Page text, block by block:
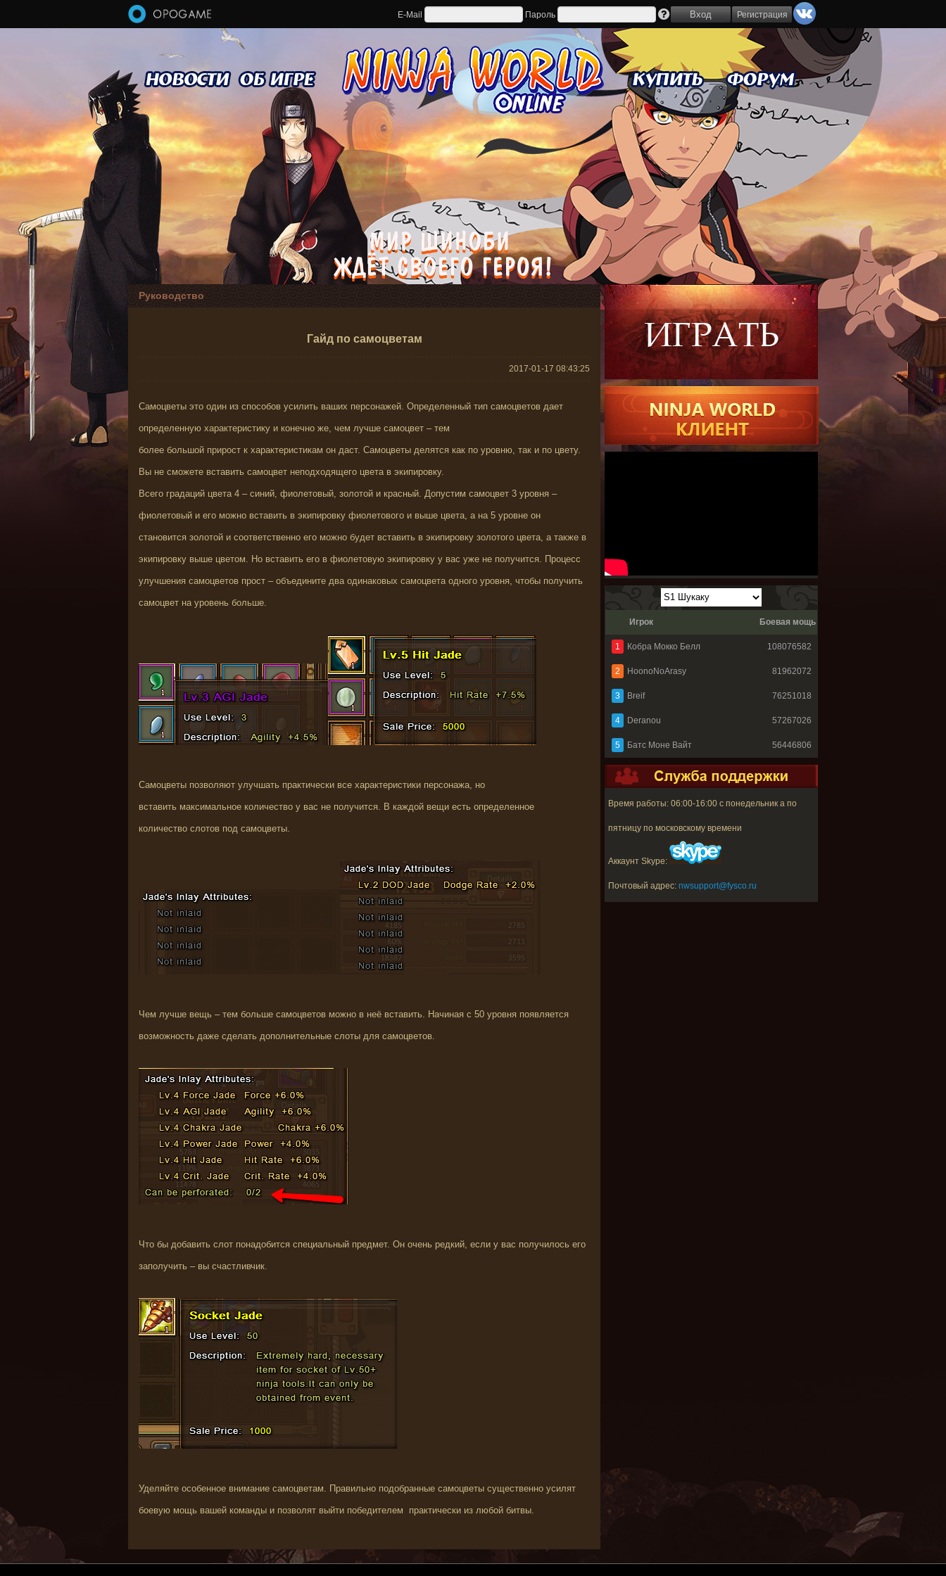
Перейти к основному содержанию
E-Mail Пароль Регистрация
Руководство
Гайд по самоцветам
2017-01-17 08:43:25
Самоцветы это один из способов усилить ваших персонажей. Определенный тип самоцветов дает
определенную характеристику и конечно же, чем лучше самоцвет – тем
более большой прирост к характеристикам он даст. Самоцветы делятся как по уровню, так и по цвету.
Вы не сможете вставить самоцвет неподходящего цвета в экипировку.
Всего градаций цвета 4 – синий, фиолетовый, золотой и красный. Допустим самоцвет 3 уровня –
фиолетовый и его можно вставить в экипировку фиолетового и выше цвета, а на 5 уровне он
становится золотой и соответственно его можно будет вставить в экипировку золотого цвета, а также в
экипировку выше цветом. Но вставить его в фиолетовую экипировку у вас уже не получится. Процесс
улучшения самоцветов прост – объедините два одинаковых самоцвета одного уровня, чтобы получить
самоцвет на уровень больше.
Самоцветы позволяют улучшать практически все характеристики персонажа, но
вставить максимальное количество у вас не получится. В каждой вещи есть определенное
количество слотов под самоцветы.
Чем лучше вещь – тем больше самоцветов можно в неё вставить. Начиная с 50 уровня появляется
возможность даже сделать дополнительные слоты для самоцветов.
Что бы добавить слот понадобится специальный предмет. Он очень редкий, если у вас получилось его
заполучить – вы счастливчик.
Уделяйте особенное внимание самоцветам. Правильно подобранные самоцветы существенно усилят
боевую мощь вашей команды и позволят выйти победителем практически из любой битвы.
Игрок Боевая мощь
1 Кобра Мокко Белл 108076582
2 HoonoNoArasy 81962072
3 Breif 76251018
4 Deranou 57267026
5 Батс Моне Вайт 56446806
Время работы: 06:00-16:00 с понедельник а по
пятницу по московскому времени
Аккаунт Skype:
Почтовый адрес: nwsupport@fysco.ru